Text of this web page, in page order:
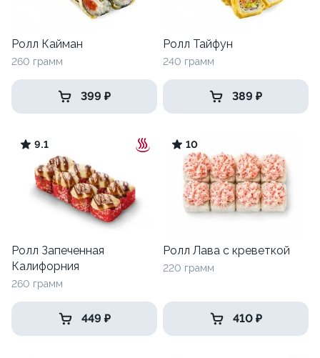
Ролл Кайман
260 грамм
399 ₽
Ролл Тайфун
240 грамм
389 ₽
9.1
Ролл Запеченная
Калифорния
260 грамм
449 ₽
10
Ролл Лава с креветкой
220 грамм
410 ₽